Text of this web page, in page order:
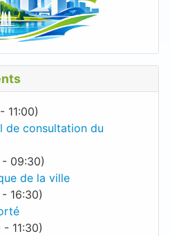
- 11:00)
de consultation du
- 09:30)
de la ville
- 16:30)
- 11:30)